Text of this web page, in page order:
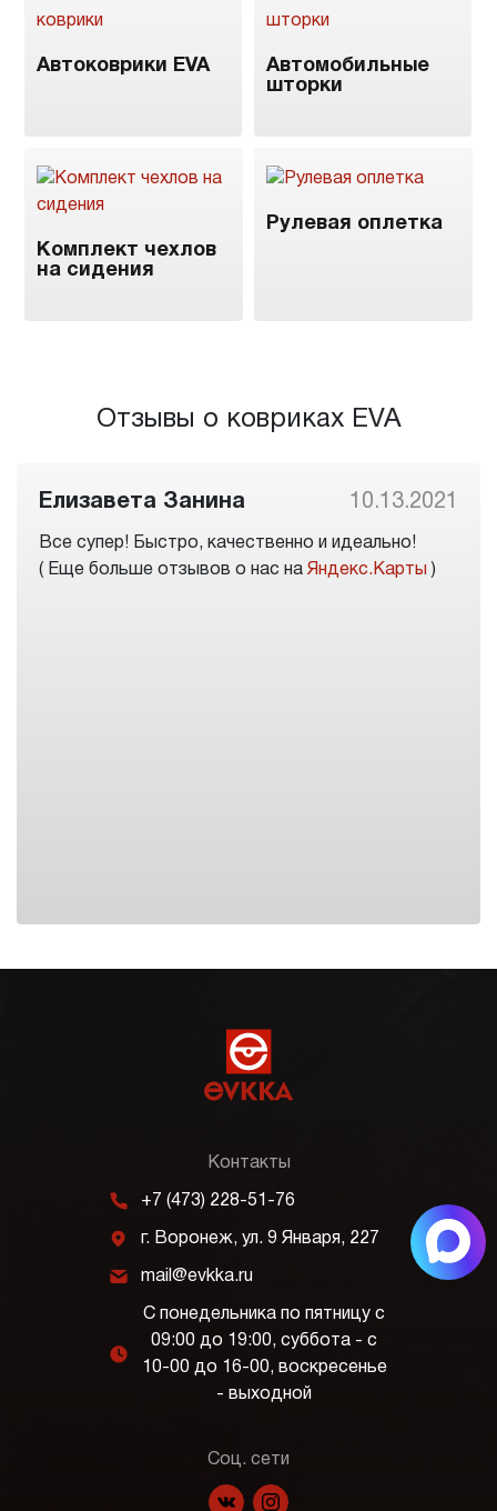
Автоковрики EVA
Автомобильные
шторки
Комплект чехлов
на сидения
Рулевая оплетка
Отзывы о ковриках EVA
Елизавета Занина 10.13.2021
Все супер! Быстро, качественно и идеально!
( Еще больше отзывов о нас на Яндекс.Карты )
Контакты
m +7 (473) 228-51-76
j г. Воронеж, ул. 9 Января, 227
k mail@evkka.ru
l
С понедельника по пятницу с
09:00 до 19:00, суббота - с
10-00 до 16-00, воскресенье
- выходной
Соц. сети
f p